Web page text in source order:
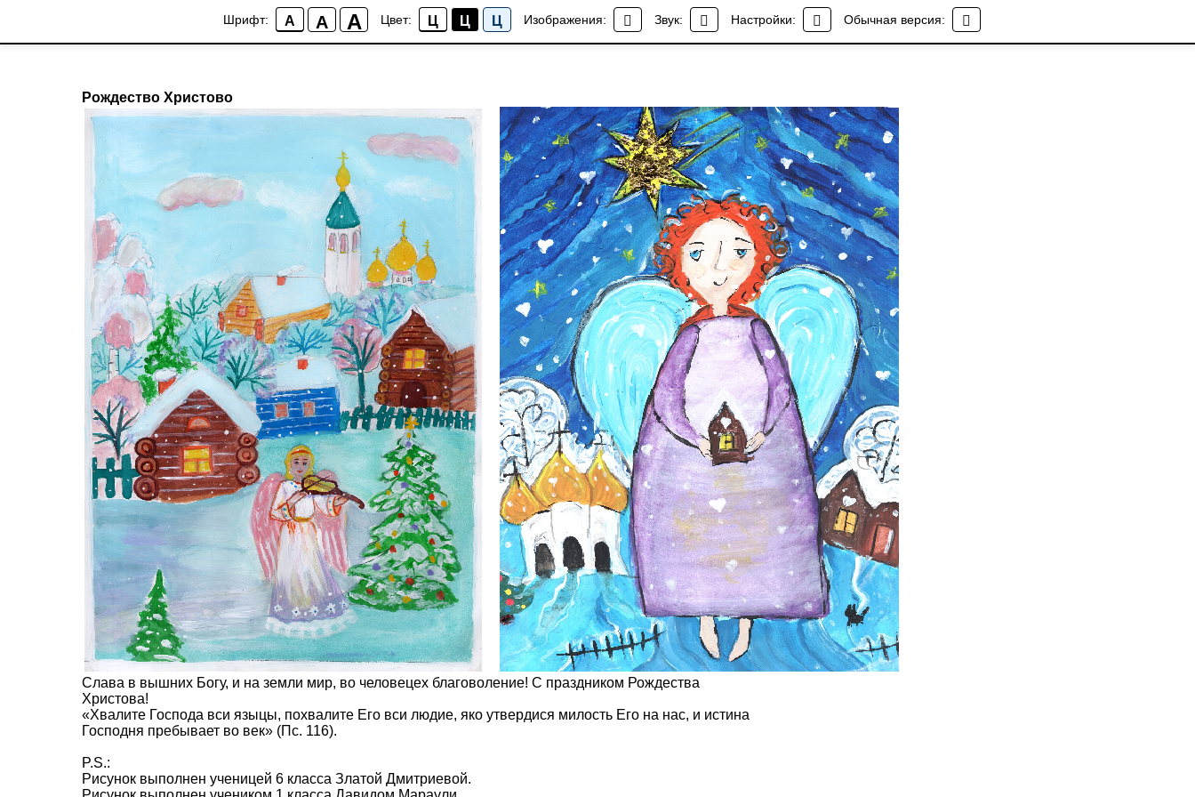
Шрифт: A A A Цвет: Ц Ц Ц Изображения: Звук: Настройки: Обычная версия:
Рождество Христово
Слава в вышних Богу, и на земли мир, во человецех благоволение! С праздником Рождества
Христова!
«Хвалите Господа вси языцы, похвалите Его вси людие, яко утвердися милость Его на нас, и истина
Господня пребывает во век» (Пс. 116).
P.S.:
Рисунок выполнен ученицей 6 класса Златой Дмитриевой.